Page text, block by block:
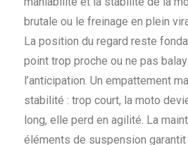
brutale ou le freinage en plein
La position du regard reste
point trop proche ou ne pas
l’anticipation. Un empattement
stabilité : trop court, la moto
long, elle perd en agilité. La
éléments de suspension